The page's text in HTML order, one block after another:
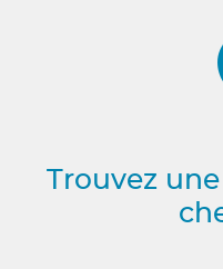
Trouvez